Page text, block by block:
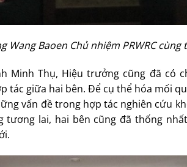
Wang Baoen Chủ nhiệm PRWRC
Minh Thụ, Hiệu trưởng cũng đã có
giữa hai bên. Để cụ thể hóa mối
vấn đề trong hợp tác nghiên cứu
tương lai, hai bên cũng đã thống